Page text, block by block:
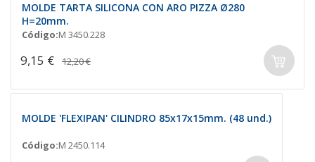
MOLDE TARTA SILICONA CON ARO PIZZA Ø280
H=20mm.
Código:M 3450.228
9,15 € 12,20 €
MOLDE 'FLEXIPAN' CILINDRO 85x17x15mm. (48 und.)
Código:M 2450.114